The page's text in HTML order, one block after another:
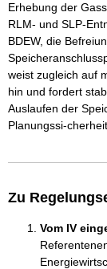
Erhebung der
RLM- und SLP-
BDEW, die
weist zugleich auf
hin und fordert
Auslaufen der
Planungssi-
Zu
Vom IV